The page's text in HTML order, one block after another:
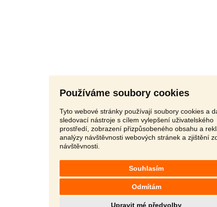
Používáme soubory cookies
Tyto webové stránky používají soubory cookies a
sledovací nástroje s cílem vylepšení uživatelského
prostředí, zobrazení přizpůsobeného obsahu a
analýzy návštěvnosti webových stránek a zjištění
návštěvnosti.
Souhlasím
Odmítám
Upravit mé předvolby